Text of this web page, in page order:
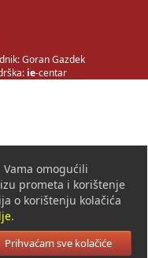
Goran Gazdek
ie-centar
omogućili
prometa i korištenje
o korištenju kolačića
.